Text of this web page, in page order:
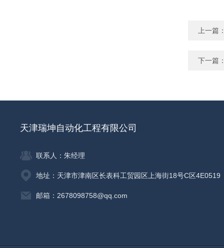
上一篇
下一篇
天津瑞坤自动化工程有限公司
联系人：朱经理
地址：天津市津南区长表科工贸园区上海街18号C区4E0519
邮箱：2678098758@qq.com